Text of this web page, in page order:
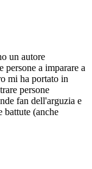
un autore
a imparare a
mi ha portato in
persone
fan dell'arguzia e
battute (anche